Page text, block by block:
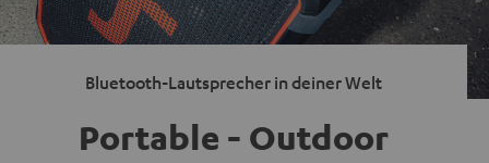
Bluetooth-Lautsprecher in deiner Welt
Portable - Outdoor